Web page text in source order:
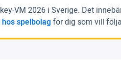
VM 2026 i Sverige. Det
spelbolagför dig som vill